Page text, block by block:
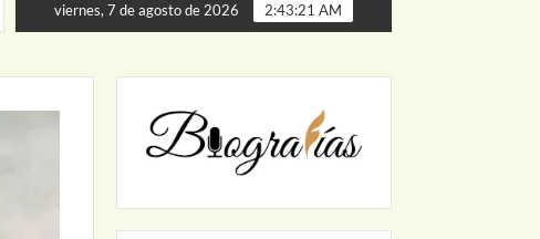
ARRANCA JAPAM EL PROGRAMA “AGUA SEGURA” PARA
viernes, 7 de agosto de 2026 2:43:23 AM